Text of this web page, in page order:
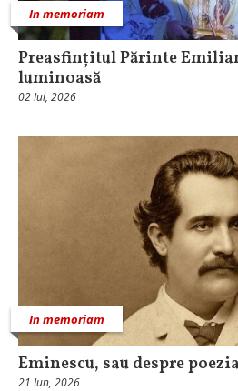
In memoriam
Preasfințitul Părinte
luminoasă
02 Iul, 2026
In memoriam
Eminescu, sau despre
21 Iun, 2026